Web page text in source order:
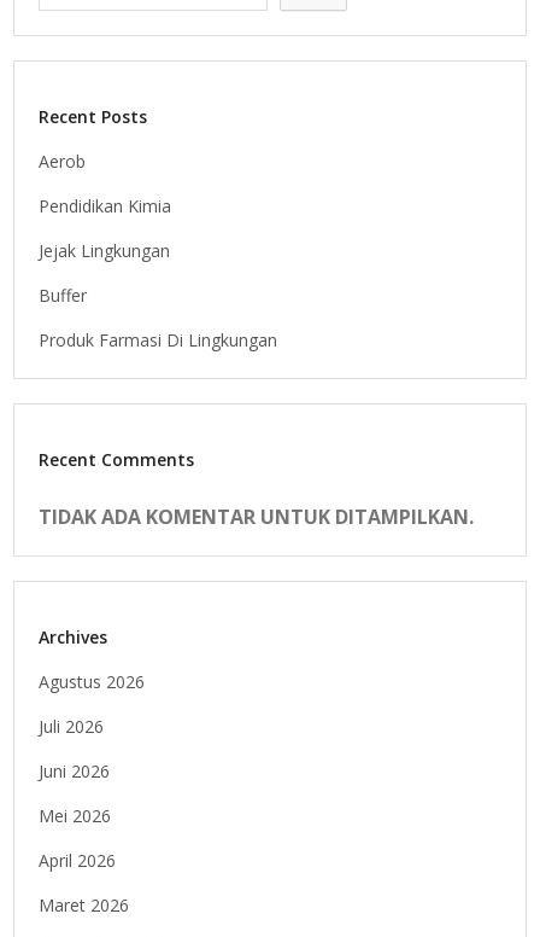
Recent Posts
Aerob
Pendidikan Kimia
Jejak Lingkungan
Buffer
Produk Farmasi Di Lingkungan
Recent Comments
TIDAK ADA KOMENTAR UNTUK DITAMPILKAN.
Archives
Agustus 2026
Juli 2026
Juni 2026
Mei 2026
April 2026
Maret 2026